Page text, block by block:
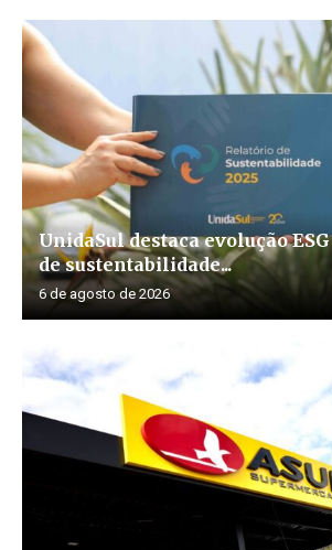
UnidaSul destaca evolução
de sustentabilidade...
6 de agosto de 2026